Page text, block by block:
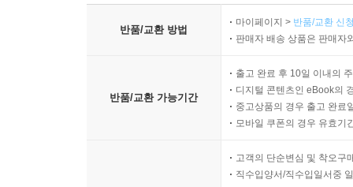
반품/교환 방법
마이페이지 > 반품/교환 신
판매자 배송 상품은 판매자
반품/교환 가능기간
출고 완료 후 10일 이내의
디지털 콘텐츠인 eBook의
중고상품의 경우 출고 완료
모바일 쿠폰의 경우 유효기
고객의 단순변심 및 착오구
직수입양서/직수입일서중